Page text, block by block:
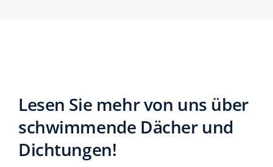
Lesen Sie mehr von uns über
schwimmende Dächer und
Dichtungen!